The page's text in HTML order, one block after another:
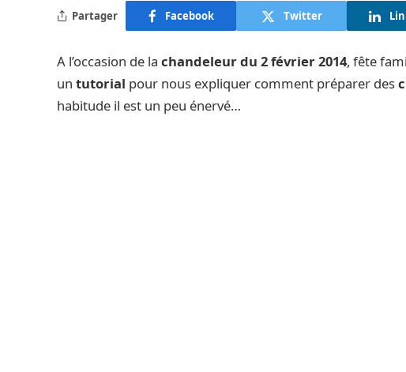
Partager Facebook Twitter
A l’occasion de la chandeleur du 2 février 2014, fête
un tutorial pour nous expliquer comment préparer des
habitude il est un peu énervé…